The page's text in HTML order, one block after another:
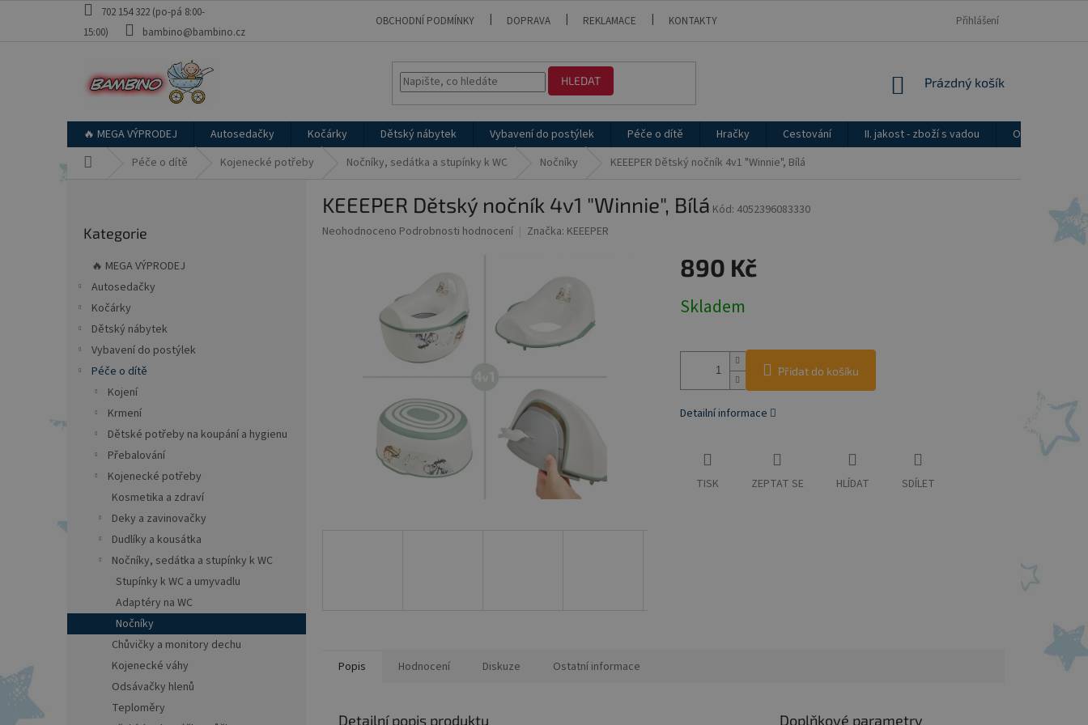
702 154 322 (po-pá 8:00-
15:00)
bambino@bambino.cz
OBCHODNÍ PODMÍNKY DOPRAVA REKLAMACE KONTAKTY Přihlášení
HLEDAT
NÁKUPNÍ
Prázdný košík
🔥 MEGA VÝPRODEJ Autosedačky Kočárky Dětský nábytek Vybavení do postýlek Péče o dítě Hračky Cestování II. jakost - zboží s vadou
Ostatní
Péče o dítě Kojenecké potřeby Nočníky, sedátka a stupínky k WC Nočníky KEEEPER Dětský nočník 4v1 "Winnie", Bílá
kategorie
Kategorie
🔥 MEGA VÝPRODEJ
Autosedačky
Kočárky
Dětský nábytek
Vybavení do postýlek
Péče o dítě
Kojení
Krmení
Dětské potřeby na koupání a hygienu
Přebalování
Kojenecké potřeby
Kosmetika a zdraví
Deky a zavinovačky
Dudlíky a kousátka
Nočníky, sedátka a stupínky k WC
Stupínky k WC a umyvadlu
Adaptéry na WC
Nočníky
Chůvičky a monitory dechu
Kojenecké váhy
Odsávačky hlenů
Teploměry
KEEEPER Dětský nočník 4v1 "Winnie", Bílá Kód: 4052396083330
Průměrné
Neohodnoceno Podrobnosti hodnocení Značka: KEEEPER
890 Kč
cena:
Skladem
Přidat do košíku
Detailní informace
TISK ZEPTAT SE HLÍDAT SDÍLET
Popis Hodnocení Diskuze Ostatní informace
Detailní popis produktu Doplňkové parametry